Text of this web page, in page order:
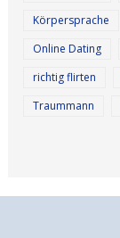
Körpersprache
Online Dating
richtig flirten
Traummann